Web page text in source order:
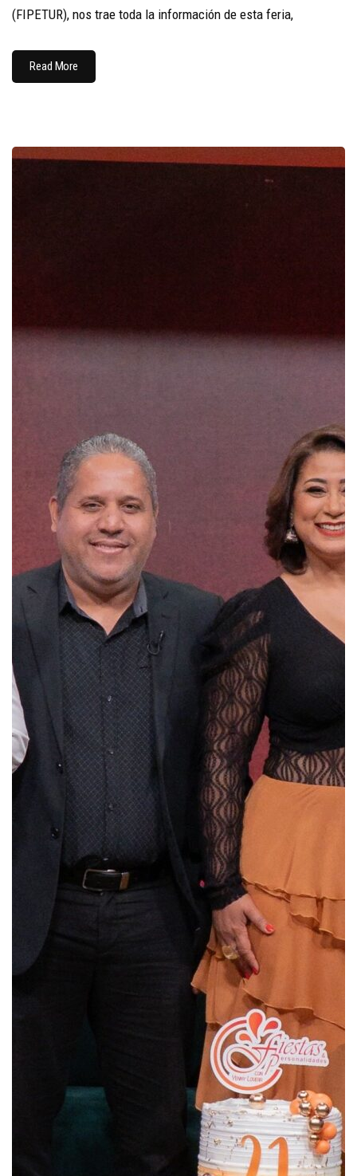
(FIPETUR), nos trae toda la información de esta feria,
Read More